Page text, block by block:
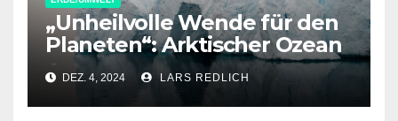
„Unheilvolle Wende für den
Planeten“: Arktischer Ozean
könnte in nur drei Jahren
erstmals eisfrei sein
DEZ. 4, 2024 LARS REDLICH